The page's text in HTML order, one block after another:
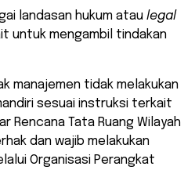
landasan hukum atau legal
untuk mengambil tindakan
manajemen tidak melakukan
sesuai instruksi terkait
Rencana Tata Ruang Wilayah
dan wajib melakukan
Organisasi Perangkat